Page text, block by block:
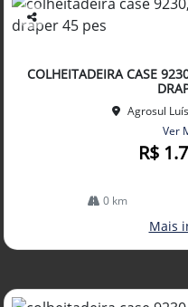
Co
arti
lhe
COLHEITADEIRA CASE
Agrosul
Ver
R$
0 km
Mais